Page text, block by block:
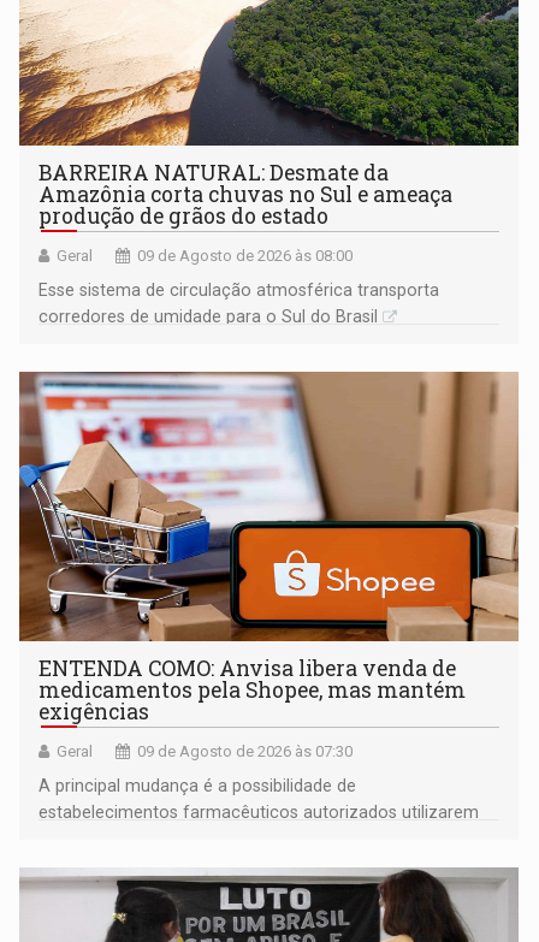
BARREIRA NATURAL: Desmate da
Amazônia corta chuvas no Sul e ameaça
produção de grãos do estado
Geral 09 de Agosto de 2026 às 08:00
Esse sistema de circulação atmosférica transporta
corredores de umidade para o Sul do Brasil
ENTENDA COMO: Anvisa libera venda de
medicamentos pela Shopee, mas mantém
exigências
Geral 09 de Agosto de 2026 às 07:30
A principal mudança é a possibilidade de
estabelecimentos farmacêuticos autorizados utilizarem